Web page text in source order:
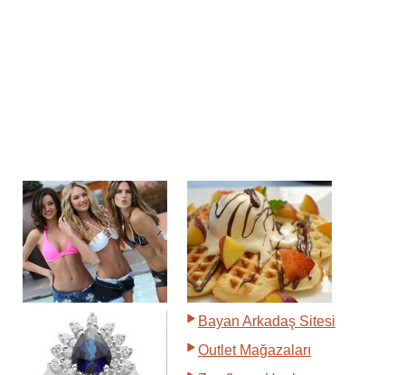
Bayan Arkadaş Sitesi
Outlet Mağazaları